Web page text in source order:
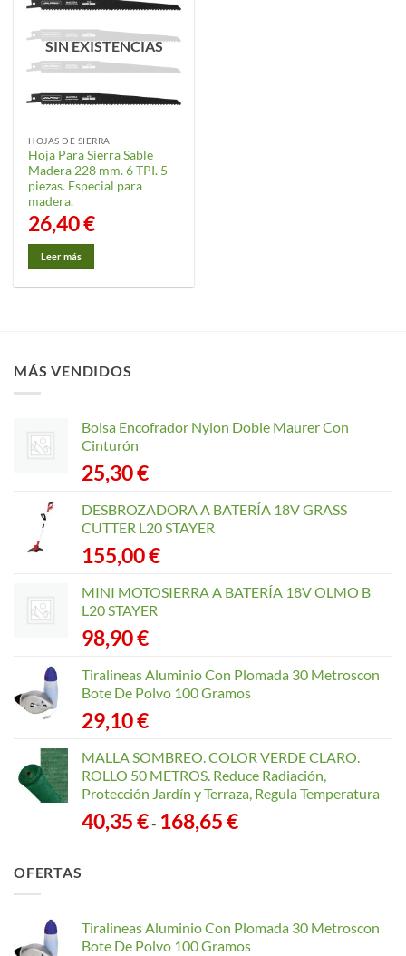
SIN EXISTENCIAS
HOJAS DE SIERRA
Hoja Para Sierra Sable
Madera 228 mm. 6 TPI. 5
piezas. Especial para
madera.
26,40€
Leer más
MÁS VENDIDOS
Bolsa Encofrador Nylon Doble Maurer Con
Cinturón
25,30€
DESBROZADORA A BATERÍA 18V GRASS
CUTTER L20 STAYER
155,00€
MINI MOTOSIERRA A BATERÍA 18V OLMO B
L20 STAYER
98,90€
Tiralineas Aluminio Con Plomada 30 Metroscon
Bote De Polvo 100 Gramos
29,10€
MALLA SOMBREO. COLOR VERDE CLARO.
ROLLO 50 METROS. Reduce Radiación,
Protección Jardín y Terraza, Regula Temperatura
40,35€- 168,65€Rango
168,65 €
OFERTAS
Tiralineas Aluminio Con Plomada 30 Metroscon
Bote De Polvo 100 Gramos